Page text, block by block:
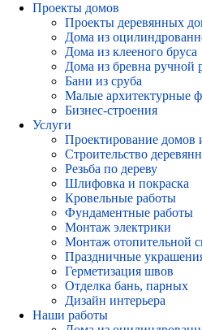
Проекты домов
Проекты деревянных
Дома из
Дома из клееного бруса
Дома из бревна ручной
Бани из сруба
Малые архитектурные
Бизнес-строения
Услуги
Проектирование домов
Строительство
Резьба по дереву
Шлифовка и покраска
Кровельные работы
Фундаментные работы
Монтаж электрики
Монтаж отопительной
Праздничные
Герметизация швов
Отделка бань, парных
Дизайн интерьера
Наши работы